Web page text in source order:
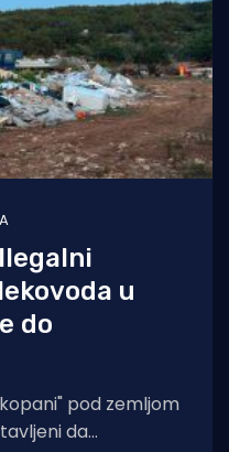
Ilegalni
u
do
pod zemljom
da